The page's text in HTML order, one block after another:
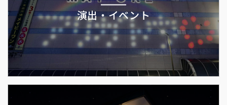
演出・イベント